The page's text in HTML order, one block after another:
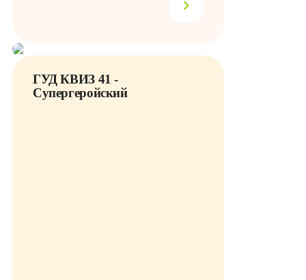
ГУД КВИЗ 41 -
Супергеройский